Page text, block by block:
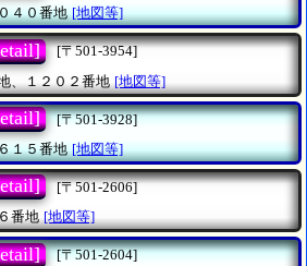
４０番地 [地図等]
[〒501-3954]
、１２０２番地 [地図等]
[〒501-3928]
１５番地 [地図等]
[〒501-2606]
番地 [地図等]
[〒501-2604]